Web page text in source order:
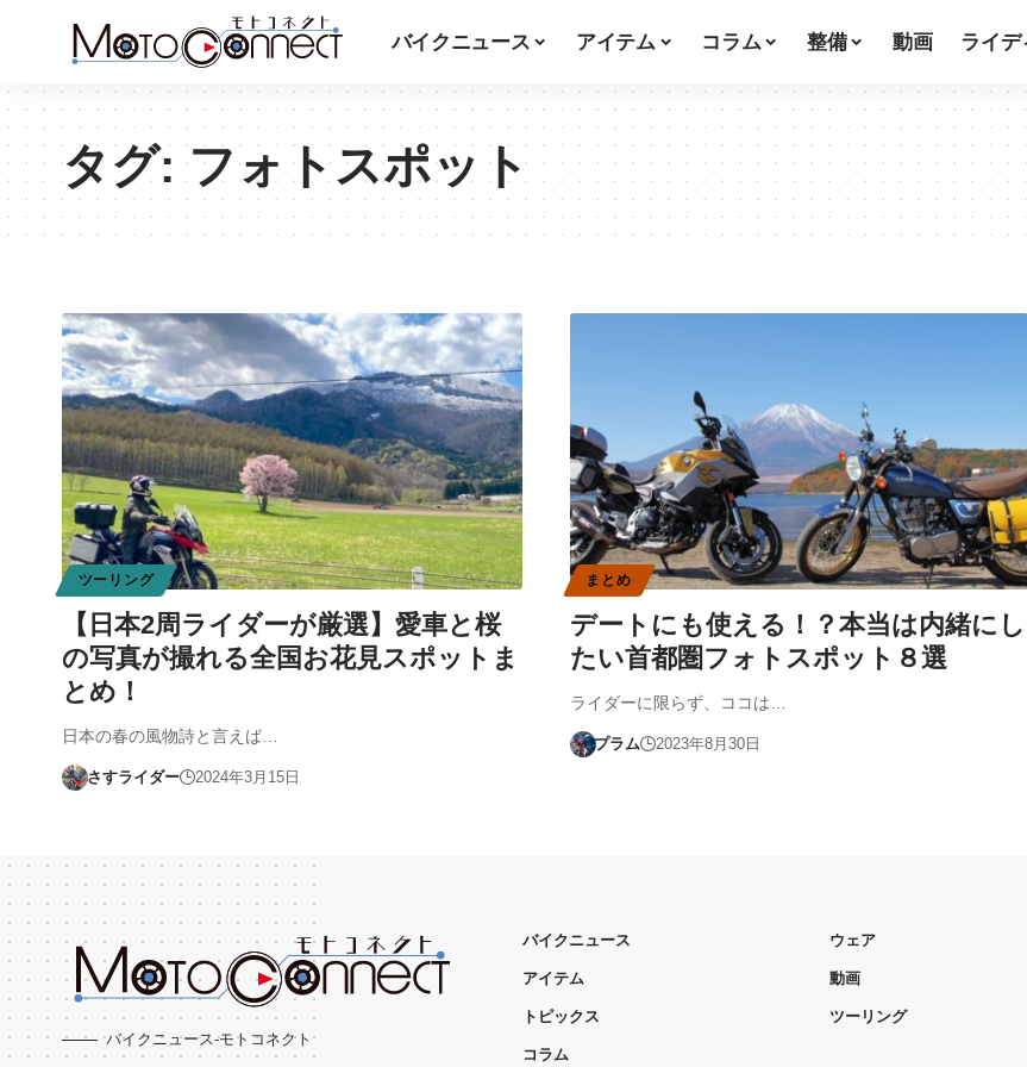
バイクニュース アイテム コラム 整備 動画 ライデ
タグ:フォトスポット
ツーリング
【日本2周ライダーが厳選】愛車と桜
の写真が撮れる全国お花見スポットま
とめ！
日本の春の風物詩と言えば…
さすライダー 2024年3月15日
まとめ
デートにも使える！？本当は内緒にし
たい首都圏フォトスポット８選
ライダーに限らず、ココは…
プラム 2023年8月30日
バイクニュース-モトコネクト
バイクニュース
アイテム
トピックス
コラム
ウェア
動画
ツーリング